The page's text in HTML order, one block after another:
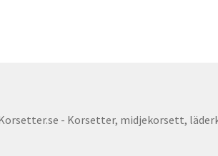
- Korsetter, midjekorsett,